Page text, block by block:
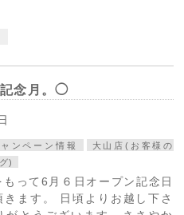
念月。◯
ンペーン情報
大山店(お客様の
)
って6月６日オープン記念日
きます。 日頃よりお越し下さ